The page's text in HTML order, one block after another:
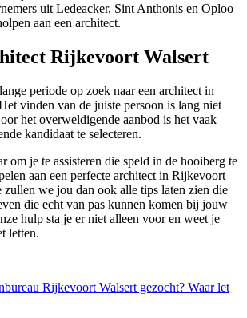
uit Ledeacker, Sint Anthonis en Oploo
aan een architect.
Rijkevoort Walsert
periode op zoek naar een architect in
vinden van de juiste persoon is lang niet
het overweldigende aanbod is het vaak
kandidaat te selecteren.
om je te assisteren die speld in de hooiberg te
aan een perfecte architect in Rijkevoort
zullen we jou dan ook alle tips laten zien die
die echt van pas kunnen komen bij jouw
hulp sta je er niet alleen voor en weet je
letten.
Rijkevoort Walsert gezocht? Waar let